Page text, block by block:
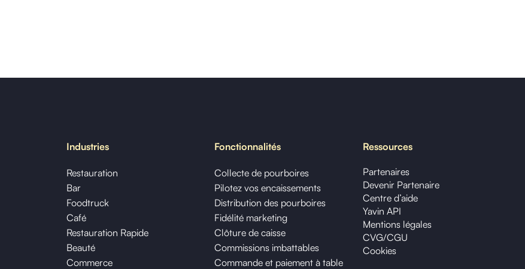
Industries
Restauration
Bar
Foodtruck
Café
Restauration Rapide
Beauté
Commerce
Fonctionnalités
Collecte de pourboires
Pilotez vos encaissements
Distribution des pourboires
Fidélité marketing
Clôture de caisse
Commissions imbattables
Commande et paiement à table
Ressources
Partenaires
Devenir Partenaire
Centre d’aide
Yavin API
Mentions légales
CVG/CGU
Cookies